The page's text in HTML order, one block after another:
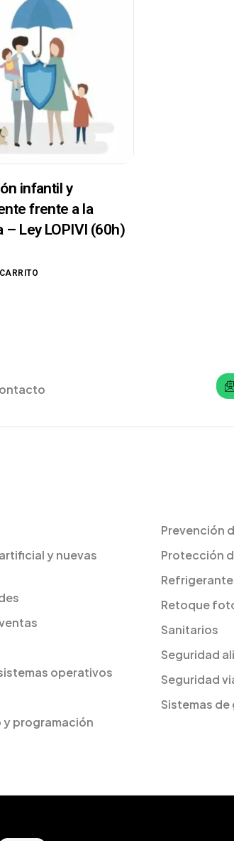
infantil y
frente a la
– Ley LOPIVI (60h)
y nuevas
operativos
y programación
Prevención
Protección
Retoque
Sanitarios
Seguridad
Seguridad
Sistemas de